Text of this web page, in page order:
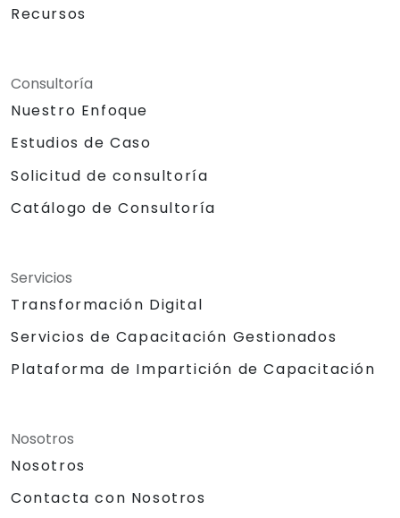
Recursos
Consultoría
Nuestro Enfoque
Estudios de Caso
Solicitud de consultoría
Catálogo de Consultoría
Servicios
Transformación Digital
Servicios de Capacitación Gestionados
Plataforma de Impartición de Capacitación
Nosotros
Nosotros
Contacta con Nosotros